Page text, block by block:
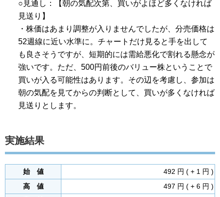
○見通し：【朝の気配次第、買いがよほど多くなければ
見送り】
・株価はあまり調整が入りませんでしたが、分売価格は
52週線に近い水準に。チャートだけ見ると手を出して
も良さそうですが、短期的には需給悪化で割れる懸念が
強いです。ただ、500円前後のバリュー株ということで
買いが入る可能性はあります。その辺を考慮し、参加は
朝の気配を見てからの判断として、買いが多くなければ
見送りとします。
実施結果
始 値
492 円 ( + 1 円 )
高 値
497 円 ( + 6 円 )